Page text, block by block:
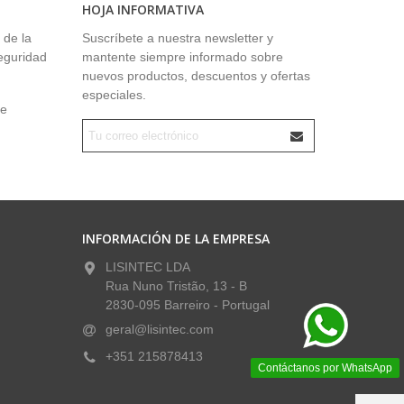
de la
HOJA INFORMATIVA
Suscríbete a nuestra newsletter y
mantente siempre informado sobre
nuevos productos, descuentos y ofertas
especiales.
Contáctanos por WhatsApp
INFORMACIÓN DE LA EMPRESA
LISINTEC LDA
Rua Nuno Tristão, 13 - B
2830-095 Barreiro - Portugal
geral@lisintec.com
+351 215878413